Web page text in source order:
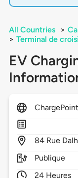
All Countries >
> Terminal de
EV
ChargePoint
84 Rue
Publique
24 Heures